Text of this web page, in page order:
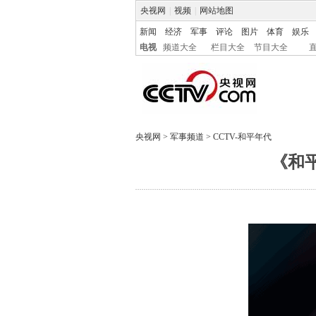
央视网 视频 网站地图
新闻 经济 军事 评论 图片 体育
娱乐
电视
频道大全 栏目大全 节目大全
央视网 > 军事频道 > CCTV-和平年代
《